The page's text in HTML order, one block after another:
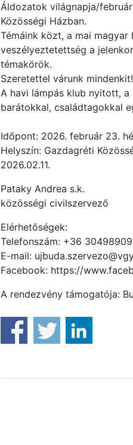
Áldozatok világnapja/
Közösségi Házban.
Témáink közt, a mai
veszélyeztetettség a
témakörök.
Szeretettel várunk mindenkit!
A havi lámpás klub nyitott,
barátokkal, családtagokkal
Időpont: 2026. február 23.
Helyszín: Gazdagréti
2026.02.11.
Pataky Andrea s.k.
közösségi civilszervező
Elérhetőségek:
Telefonszám: +36
E-mail:
Facebook: https://
A rendezvény támogatója: